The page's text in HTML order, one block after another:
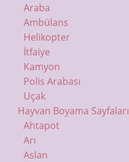
Araba
Ambülans
Helikopter
İtfaiye
Kamyon
Polis Arabası
Uçak
Hayvan Boyama Sayfaları
Ahtapot
Arı
Aslan